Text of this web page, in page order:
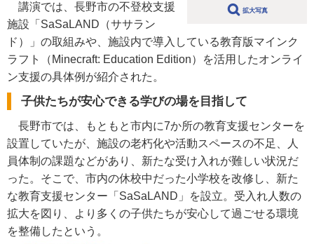
拡大写真
講演では、長野市の不登校支援
施設「SaSaLAND（ササラン
ド）」の取組みや、施設内で導入している教育版マインク
ラフト（Minecraft: Education Edition）を活用したオンライ
ン支援の具体例が紹介された。
子供たちが安心できる学びの場を目指して
長野市では、もともと市内に7か所の教育支援センターを
設置していたが、施設の老朽化や活動スペースの不足、人
員体制の課題などがあり、新たな受け入れが難しい状況だ
った。そこで、市内の休校中だった小学校を改修し、新た
な教育支援センター「SaSaLAND」を設立。受入れ人数の
拡大を図り、より多くの子供たちが安心して過ごせる環境
を整備したという。